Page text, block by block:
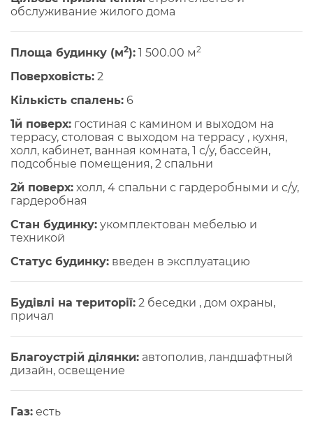
обслуживание жилого дома
Площа будинку (м2): 1 500.00 м2
Поверховість: 2
Кількість спалень: 6
1й поверх: гостиная с камином и выходом на
террасу, столовая с выходом на террасу , кухня,
холл, кабинет, ванная комната, 1 с/у, бассейн,
подсобные помещения, 2 спальни
2й поверх: холл, 4 спальни с гардеробными и с/у,
гардеробная
Стан будинку: укомплектован мебелью и
техникой
Статус будинку: введен в эксплуатацию
Будівлі на території: 2 беседки , дом охраны,
причал
Благоустрій ділянки: автополив, ландшафтный
дизайн, освещение
Газ: есть